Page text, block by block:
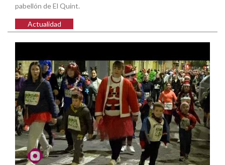
pabellón de El Quint.
Actualidad